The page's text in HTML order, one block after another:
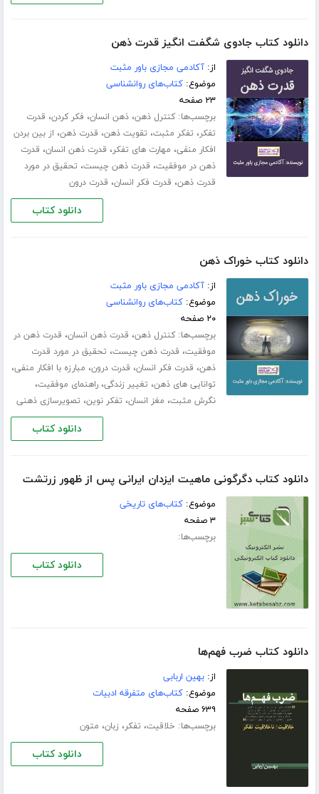
دانلود کتاب جادوی شگفت انگیز قدرت ذهن
از:آکادمی مجازی باور مثبت
موضوع:کتاب‌های روانشناسی
۲۳ صفحه
برچسب‌ها:کنترل ذهن،ذهن انسان، فکر کردن، قدرت
تفکر، تفکر مثبت، تقویت ذهن، قدرت ذهن، از بین بردن
افکار منفی، مهارت های تفکر، قدرت ذهن انسان، قدرت
ذهن در موفقیت، قدرت ذهن چیست، تحقیق در مورد
قدرت ذهن، قدرت فکر انسان، قدرت درون
دانلود کتاب
دانلود کتاب خوراک ذهن
از:آکادمی مجازی باور مثبت
موضوع:کتاب‌های روانشناسی
۲۰ صفحه
برچسب‌ها:کنترل ذهن، قدرت ذهن انسان، قدرت ذهن در
موفقیت، قدرت ذهن چیست، تحقیق در مورد قدرت
ذهن، قدرت فکر انسان، قدرت درون، مبارزه با افکار منفی،
توانایی های ذهن، تغییر زندگی،راهنمای موفقیت،
نگرش مثبت، مغز انسان، تفکر نوین، تصویرسازی ذهنی
دانلود کتاب
دانلود کتاب دگرگونی ماهیت ایزدان ایرانی پس از ظهور زرتشت
موضوع:کتاب‌های تاریخی
۳ صفحه
برچسب‌ها:
دانلود کتاب
دانلود کتاب ضرب فهم‌ها
از:بهین اربابی
موضوع:کتاب‌های متفرقه ادبیات
۶۳۹ صفحه
برچسب‌ها: خلاقیت، تفکر، زبان، متون
دانلود کتاب